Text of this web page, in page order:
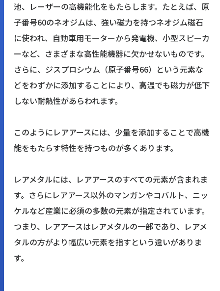
池、レーザーの高機能化をもたらします。たとえば、原
子番号60のネオジムは、強い磁力を持つネオジム磁石
に使われ、自動車用モーターから発電機、小型スピーカ
ーなど、さまざまな高性能機器に欠かせないものです。
さらに、ジスプロシウム（原子番号66）という元素な
どをわずかに添加することにより、高温でも磁力が低下
しない耐熱性があらわれます。
このようにレアアースには、少量を添加することで高機
能をもたらす特性を持つものが多くあります。
レアメタルには、レアアースのすべての元素が含まれま
す。さらにレアアース以外のマンガンやコバルト、ニッ
ケルなど産業に必須の多数の元素が指定されています。
つまり、レアアースはレアメタルの一部であり、レアメ
タルの方がより幅広い元素を指すという違いがありま
す。